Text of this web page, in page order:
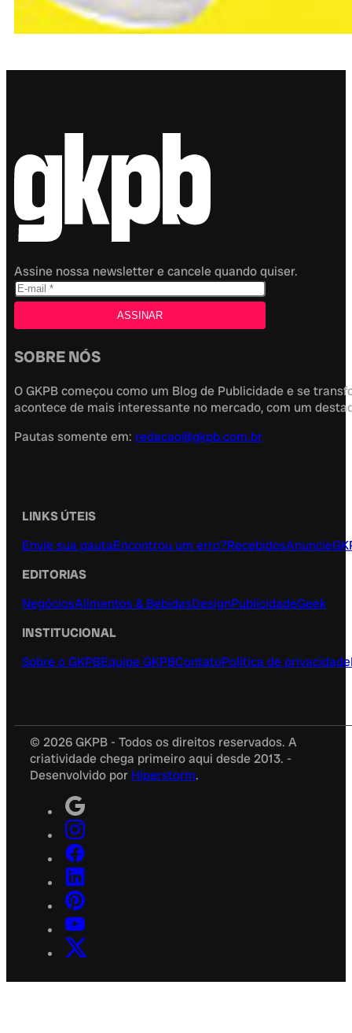
Assine nossa newsletter e cancele quando quiser.
SOBRE NÓS
O GKPB começou como um Blog de Publicidade e se
acontece de mais interessante no mercado, com um
Pautas somente em: redacao@gkpb.com.br
LINKS ÚTEIS
Envie sua pautaEncontrou um erro?RecebidosAnuncie
EDITORIAS
NegóciosAlimentos & BebidasDesignPublicidadeGeek
INSTITUCIONAL
Sobre o GKPBEquipe GKPBContatoPolítica de privacidade
© 2026 GKPB - Todos os direitos reservados. A
criatividade chega primeiro aqui desde 2013. -
Desenvolvido por Hiperstorm.